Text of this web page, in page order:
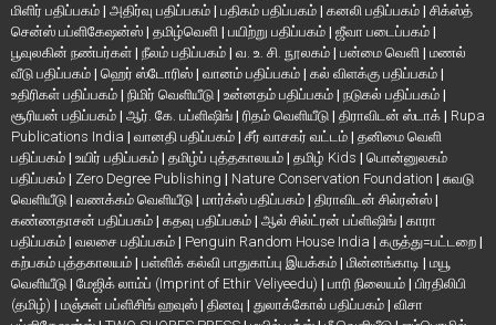
மிளிர் பதிப்பகம் | அதிர்வு பதிப்பகம் | பதிகம் பதிப்பகம் | கனலி பதிப்பகம் | சிக்ஸ்த்
சென்ஸ் பப்ளிகேஷன்ஸ் | தமிழ்வெளி | பயிற்று பதிப்பகம் | ஜீவா படைப்பகம் |
பூவுலகின் நண்பர்கள் | நீலம் பதிப்பகம் | வ. உ. சி. நூலகம் | பன்மை வெளி | மணல்
வீடு பதிப்பகம் | ஹெர் ஸ்டோரிஸ் | வானம் பதிப்பகம் | கல் விளக்கு பதிப்பகம் |
உதிரிகள் பதிப்பகம் | நிமிர் வெளியீடு | உன்னதம் பதிப்பகம் | நடுகல் பதிப்பகம் |
சூரியன் பதிப்பகம் | ஆர். கே. பப்ளிஷிங் | ரிதம் வெளியீடு | திராவிடன் ஸ்டாக் | Rupa
Publications India | வானதி பதிப்பகம் | சீர் வாசகர் வட்டம் | தனிமை வெளி
பதிப்பகம் | உயிர் பதிப்பகம் | தமிழ்ப் புத்தகாலயம் | தமிழ் Kids | பொன்னுலகம்
பதிப்பகம் | Zero Degree Publishing | Nature Conservation Foundation | சுவடு
வெளியீடு | வணக்கம் வெளியீடு | மார்க்ஸ் பதிப்பகம் | திராவிடன் சில்ரன்ஸ் |
கண்ணதாசன் பதிப்பகம் | கதவு பதிப்பகம் | ஆல் சில்ட்ரன் பப்ளிஷிங் | காரா
பதிப்பகம் | வலசை பதிப்பகம் | Penguin Random House India | கருத்து=பட்டறை |
கற்பகம் புத்தகாலயம் | பள்ளிக் கல்வி பாதுகாப்பு இயக்கம் | மின்னங்காடி | மயூ
வெளியீடு | மேஜிக் லாம்ப் (Imprint of Ethir Veliyeedu) | பாரி நிலையம் | பிரதிலிபி
(தமிழ்) | மஞ்சுள் பப்ளிசிங் ஹவுஸ் | தினவு | துலாக்கோல் பதிப்பகம் | விசா